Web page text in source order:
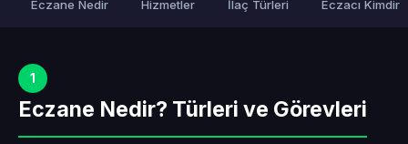
Eczane Nedir Hizmetler İlaç Türleri Eczacı Kimdir
1
Eczane Nedir? Türleri ve Görevleri